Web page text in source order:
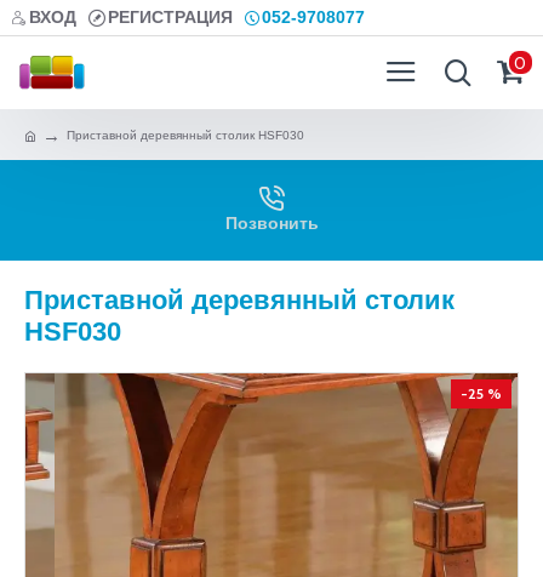
ВХОД РЕГИСТРАЦИЯ 052-9708077
0
Приставной деревянный столик HSF030
Позвонить
Приставной деревянный столик
HSF030
-25 %